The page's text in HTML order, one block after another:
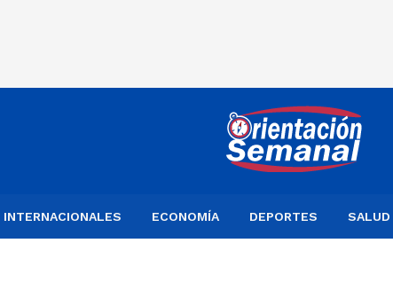
INTERNACIONALES ECONOMÍA DEPORTES SALUD